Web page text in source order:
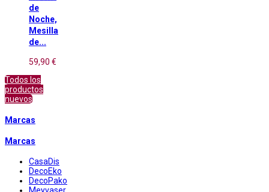
de
Noche,
Mesilla
de...
59,90 €
Todos los
productos
nuevos
Marcas
Marcas
CasaDis
DecoEko
DecoPako